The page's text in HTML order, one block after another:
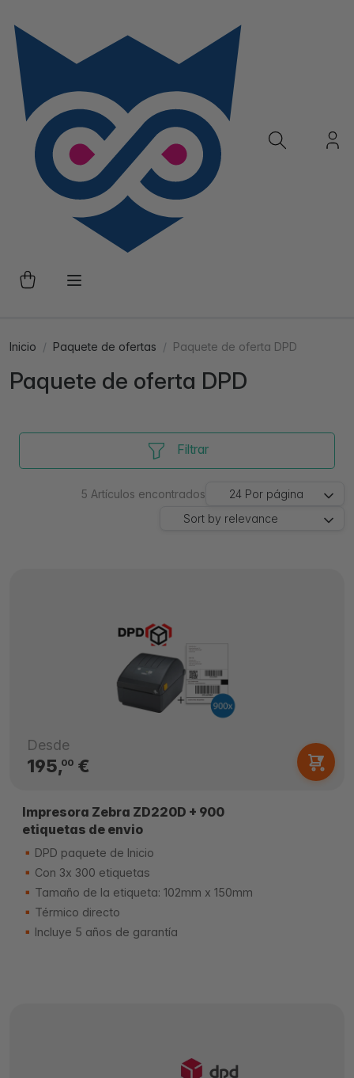
Inicio Paquete de ofertas Paquete de oferta DPD
Paquete de oferta DPD
Filtrar
5 Artículos encontrados 24 Por página
Sort by relevance
Desde
195,00€
Impresora Zebra ZD220D + 900
etiquetas de envio
DPD paquete de Inicio
Con 3x 300 etiquetas
Tamaño de la etiqueta: 102mm x 150mm
Térmico directo
Incluye 5 años de garantía